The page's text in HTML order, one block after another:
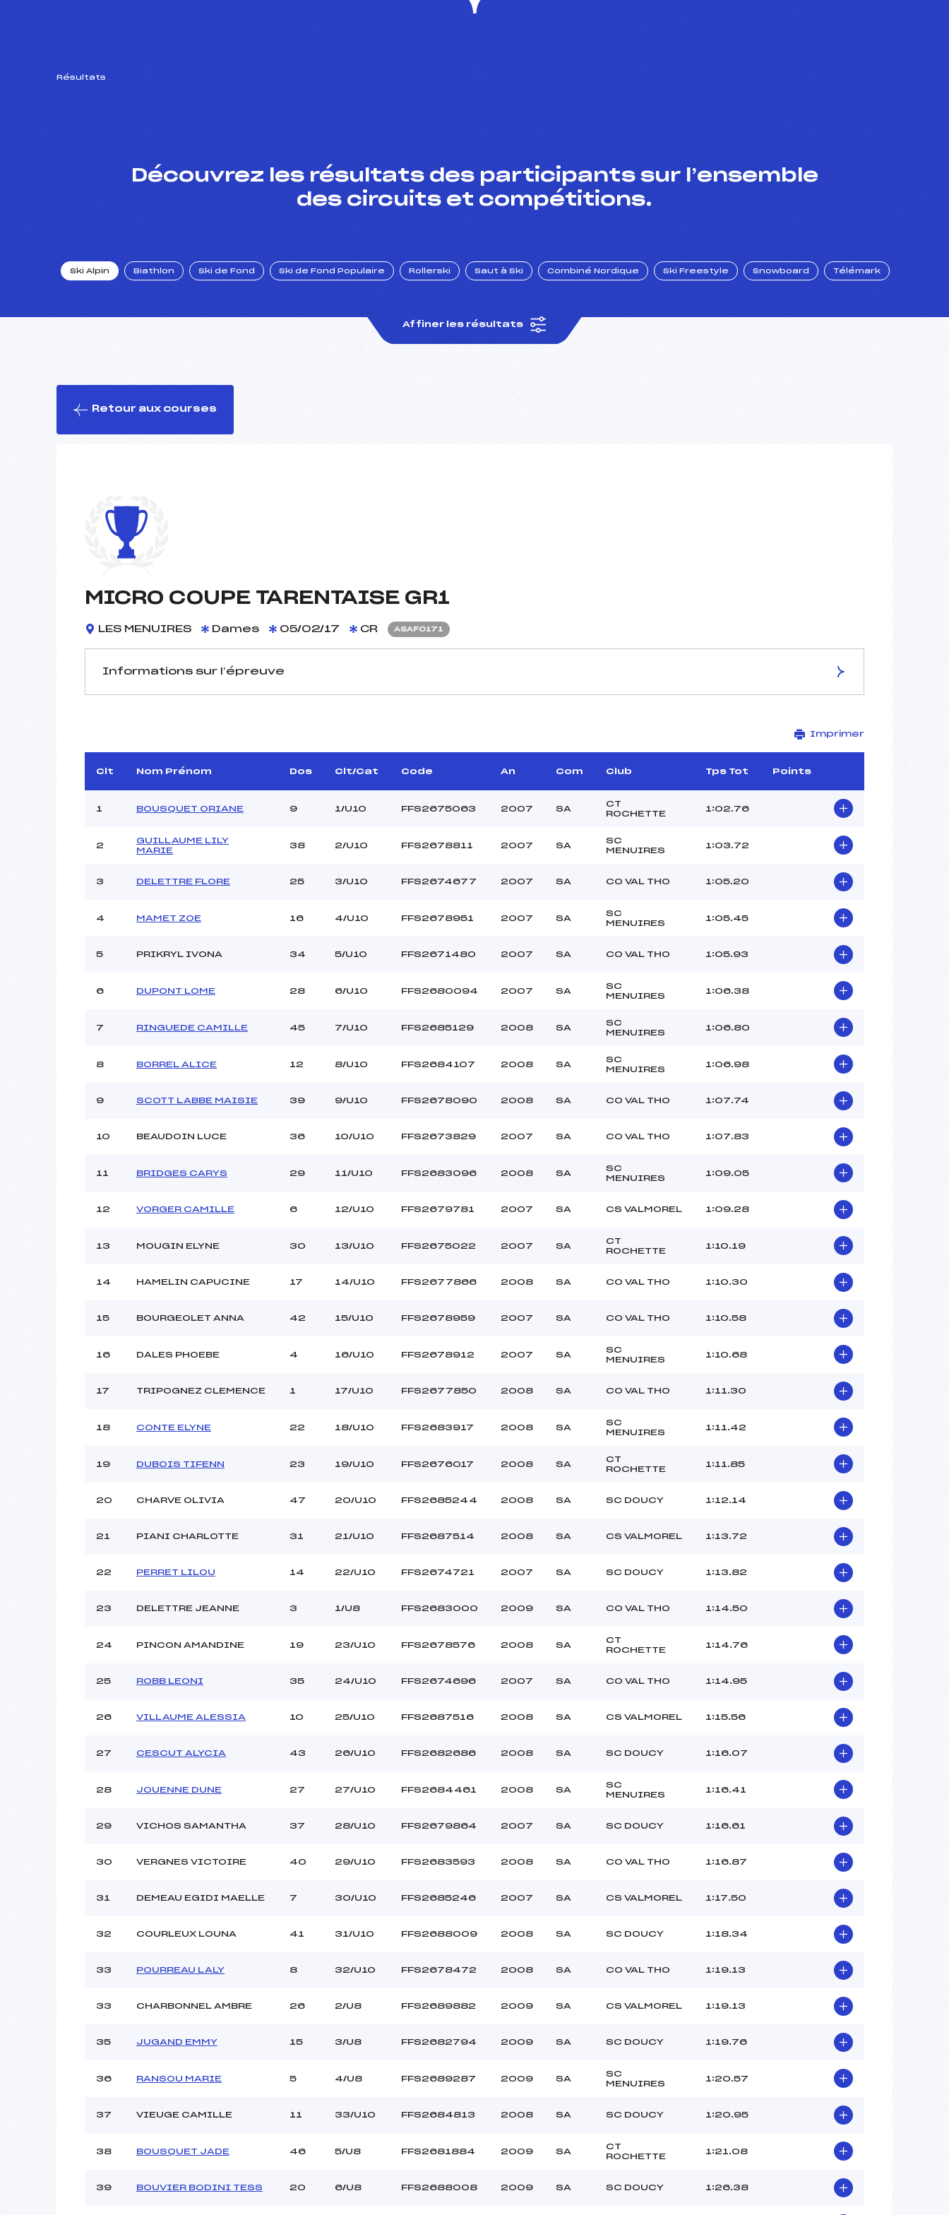
Résultats
Découvrez les résultats des participants sur l’ensemble
des circuits et compétitions.
Ski Alpin Biathlon Ski de Fond Ski de Fond Populaire Rollerski Saut à Ski Combiné Nordique Ski Freestyle Snowboard Télémark
Affiner les résultats
Retour aux courses
MICRO COUPE TARENTAISE GR1
LES MENUIRES Dames 05/02/17 CR ASAF0171
Informations sur l’épreuve
Arbitre :
PADOVANI LAURENT (SA)
Assistant :
BUSTILLO YANIS (SA)
STADE DE SLALOM
Altitude départ :
2050
Altitude arrivée :
2630/12/10
MANCHE 1
Heure de départ :
–
Ouvreurs A :
COUSIN SAMUEL (SA)
Ouvreurs C :
–
MANCHE 2
Heure de départ :
Ouvreurs A :
Ouvreurs C :
Température départ :
Pénalité appliquée :
–
Imprimer
Clt Nom Prénom Dos Clt/Cat Code An Com Club Tps Tot Points
1 BOUSQUET ORIANE 9 1/U10 FFS2675063 2007 SA
CT
ROCHETTE
1:02.76
2
GUILLAUME LILY
MARIE
38 2/U10 FFS2678811 2007 SA
SC
MENUIRES
1:03.72
3 DELETTRE FLORE 25 3/U10 FFS2674677 2007 SA CO VAL THO 1:05.20
4 MAMET ZOE 16 4/U10 FFS2678951 2007 SA
SC
MENUIRES
1:05.45
5 PRIKRYL IVONA 34 5/U10 FFS2671480 2007 SA CO VAL THO 1:05.93
6 DUPONT LOME 28 6/U10 FFS2680094 2007 SA
SC
MENUIRES
1:06.38
7 RINGUEDE CAMILLE 45 7/U10 FFS2685129 2008 SA
SC
MENUIRES
1:06.80
8 BORREL ALICE 12 8/U10 FFS2684107 2008 SA
SC
MENUIRES
1:06.98
9 SCOTT LABBE MAISIE 39 9/U10 FFS2678090 2008 SA CO VAL THO 1:07.74
10 BEAUDOIN LUCE 36 10/U10 FFS2673829 2007 SA CO VAL THO 1:07.83
11 BRIDGES CARYS 29 11/U10 FFS2683096 2008 SA
SC
MENUIRES
1:09.05
12 VORGER CAMILLE 6 12/U10 FFS2679781 2007 SA CS VALMOREL 1:09.28
13 MOUGIN ELYNE 30 13/U10 FFS2675022 2007 SA
CT
ROCHETTE
1:10.19
14 HAMELIN CAPUCINE 17 14/U10 FFS2677866 2008 SA CO VAL THO 1:10.30
15 BOURGEOLET ANNA 42 15/U10 FFS2678959 2007 SA CO VAL THO 1:10.58
16 DALES PHOEBE 4 16/U10 FFS2678912 2007 SA
SC
MENUIRES
1:10.68
17 TRIPOGNEZ CLEMENCE 1 17/U10 FFS2677850 2008 SA CO VAL THO 1:11.30
18 CONTE ELYNE 22 18/U10 FFS2683917 2008 SA
SC
MENUIRES
1:11.42
19 DUBOIS TIFENN 23 19/U10 FFS2676017 2008 SA
CT
ROCHETTE
1:11.85
20 CHARVE OLIVIA 47 20/U10 FFS2685244 2008 SA SC DOUCY 1:12.14
21 PIANI CHARLOTTE 31 21/U10 FFS2687514 2008 SA CS VALMOREL 1:13.72
22 PERRET LILOU 14 22/U10 FFS2674721 2007 SA SC DOUCY 1:13.82
23 DELETTRE JEANNE 3 1/U8 FFS2683000 2009 SA CO VAL THO 1:14.50
24 PINCON AMANDINE 19 23/U10 FFS2678576 2008 SA
CT
ROCHETTE
1:14.76
25 ROBB LEONI 35 24/U10 FFS2674696 2007 SA CO VAL THO 1:14.95
26 VILLAUME ALESSIA 10 25/U10 FFS2687516 2008 SA CS VALMOREL 1:15.56
27 CESCUT ALYCIA 43 26/U10 FFS2682686 2008 SA SC DOUCY 1:16.07
28 JOUENNE DUNE 27 27/U10 FFS2684461 2008 SA
SC
MENUIRES
1:16.41
29 VICHOS SAMANTHA 37 28/U10 FFS2679864 2007 SA SC DOUCY 1:16.61
30 VERGNES VICTOIRE 40 29/U10 FFS2683593 2008 SA CO VAL THO 1:16.87
31 DEMEAU EGIDI MAELLE 7 30/U10 FFS2685246 2007 SA CS VALMOREL 1:17.50
32 COURLEUX LOUNA 41 31/U10 FFS2688009 2008 SA SC DOUCY 1:18.34
33 POURREAU LALY 8 32/U10 FFS2678472 2008 SA CO VAL THO 1:19.13
33 CHARBONNEL AMBRE 26 2/U8 FFS2689882 2009 SA CS VALMOREL 1:19.13
35 JUGAND EMMY 15 3/U8 FFS2682794 2009 SA SC DOUCY 1:19.76
36 RANSOU MARIE 5 4/U8 FFS2689287 2009 SA
SC
MENUIRES
1:20.57
37 VIEUGE CAMILLE 11 33/U10 FFS2684813 2008 SA SC DOUCY 1:20.95
38 BOUSQUET JADE 46 5/U8 FFS2681884 2009 SA
CT
ROCHETTE
1:21.08
39 BOUVIER BODINI TESS 20 6/U8 FFS2688008 2009 SA SC DOUCY 1:26.38